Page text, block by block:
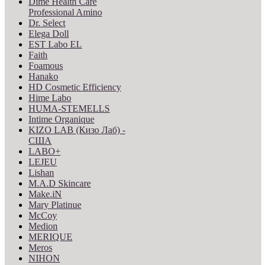
Professional Amino
Dr. Select
Elega Doll
EST Labo EL
Faith
Foamous
Hanako
HD Cosmetic Efficiency
Hime Labo
HUMA-STEMELLS
Intime Organique
KIZO LAB (Кизо Лаб) -
США
LABO+
LEJEU
Lishan
M.A.D Skincare
Make.iN
Mary Platinue
McCoy
Medion
MERIQUE
Meros
NIHON